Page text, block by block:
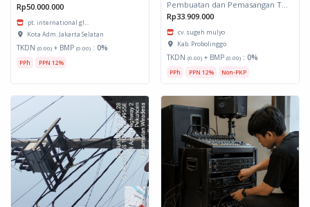
Rp50.000.000
pt. international gl...
Kota Adm. Jakarta Selatan
TKDN (0.00) + BMP (0.00) : 0%
PPh PPN 12%
Rp33.909.000
cv. sugeh mulyo
Kab. Probolinggo
TKDN (0.00) + BMP (0.00) : 0%
PPh PPN 12% Non-PKP